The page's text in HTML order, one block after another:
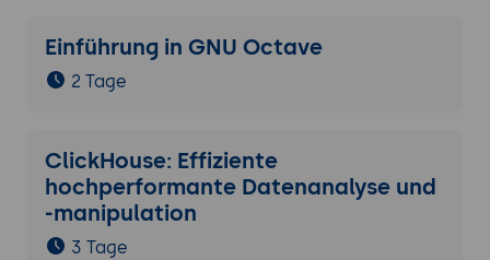
Einführung in GNU Octave
2 Tage
ClickHouse: Effiziente
hochperformante Datenanalyse und
-manipulation
3 Tage